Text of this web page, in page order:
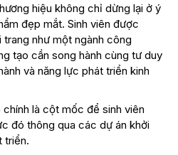
hiệu không chỉ dừng lại ở ý
đẹp mắt. Sinh viên được
như một ngành công
tạo cần song hành cùng tư duy
và năng lực phát triển kinh
là cột mốc để sinh viên
đó thông qua các dự án khởi
triển.